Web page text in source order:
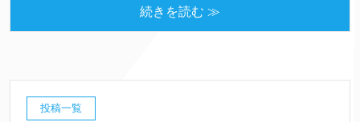
続きを読む ≫
投稿一覧